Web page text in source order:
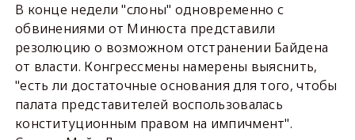
В конце недели "слоны" одновременно с
обвинениями от Минюста представили
резолюцию о возможном отстранении Байдена
от власти. Конгрессмены намерены выяснить,
"есть ли достаточные основания для того, чтобы
палата представителей воспользовалась
конституционным правом на импичмент".